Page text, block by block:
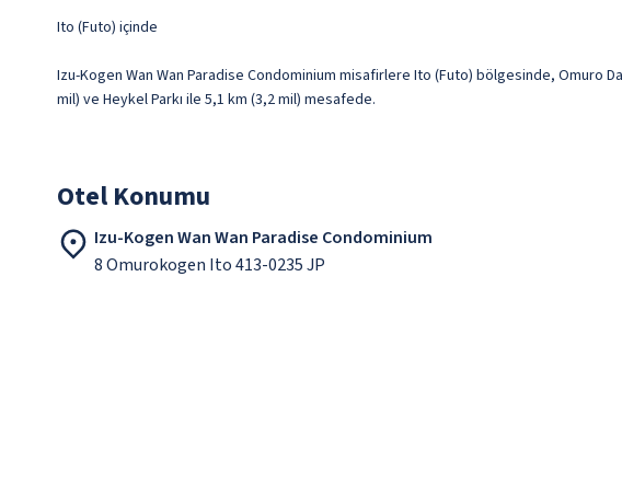
Ito (Futo) içinde
Izu-Kogen Wan Wan Paradise Condominium misafirlere Ito (Futo) bölgesinde, Omuro
mil) ve Heykel Parkı ile 5,1 km (3,2 mil) mesafede.
Otel Konumu
Izu-Kogen Wan Wan Paradise Condominium
8 Omurokogen Ito 413-0235 JP